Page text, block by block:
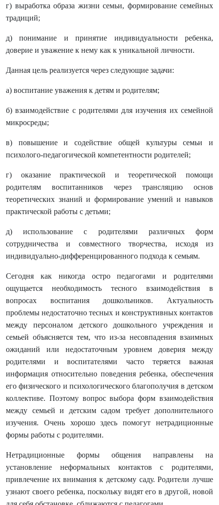
г) выработка образа жизни семьи, формирование семейных
традиций;
д) понимание и принятие индивидуальности ребенка,
доверие и уважение к нему как к уникальной личности.
Данная цель реализуется через следующие задачи:
а) воспитание уважения к детям и родителям;
б) взаимодействие с родителями для изучения их семейной
микросреды;
в) повышение и содействие общей культуры семьи и
психолого-педагогической компетентности родителей;
г) оказание практической и теоретической помощи
родителям воспитанников через трансляцию основ
теоретических знаний и формирование умений и навыков
практической работы с детьми;
д) использование с родителями различных форм
сотрудничества и совместного творчества, исходя из
индивидуально-дифференцированного подхода к семьям.
Сегодня как никогда остро педагогами и родителями
ощущается необходимость тесного взаимодействия в
вопросах воспитания дошкольников. Актуальность
проблемы недостаточно тесных и конструктивных контактов
между персоналом детского дошкольного учреждения и
семьей объясняется тем, что из-за несовпадения взаимных
ожиданий или недостаточным уровнем доверия между
родителями и воспитателями часто теряется важная
информация относительно поведения ребенка, обеспечения
его физического и психологического благополучия в детском
коллективе. Поэтому вопрос выбора форм взаимодействия
между семьей и детским садом требует дополнительного
изучения. Очень хорошо здесь помогут нетрадиционные
формы работы с родителями.
Нетрадиционные формы общения направлены на
установление неформальных контактов с родителями,
привлечение их внимания к детскому саду. Родители лучше
узнают своего ребенка, поскольку видят его в другой, новой